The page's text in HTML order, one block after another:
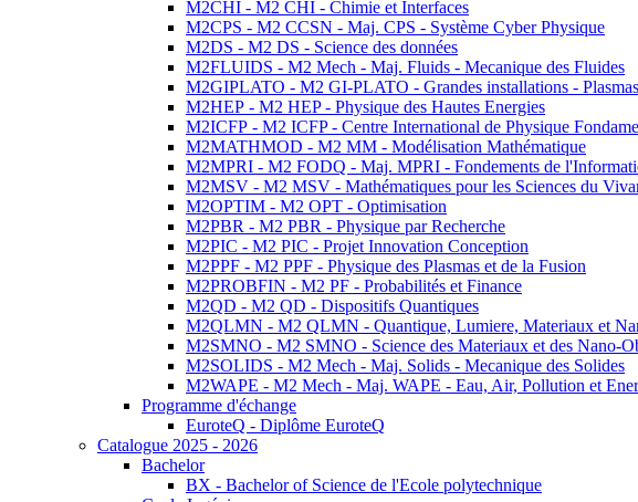
M2CHI - M2 CHI - Chimie et Interfaces
M2CPS - M2 CCSN - Maj. CPS - Système Cyber Physique
M2DS - M2 DS - Science des données
M2FLUIDS - M2 Mech - Maj. Fluids - Mecanique des Fluides
M2GIPLATO - M2 GI-PLATO - Grandes installations -
M2HEP - M2 HEP - Physique des Hautes Energies
M2ICFP - M2 ICFP - Centre International de Physique
M2MATHMOD - M2 MM - Modélisation Mathématique
M2MPRI - M2 FODQ - Maj. MPRI - Fondements de
M2MSV - M2 MSV - Mathématiques pour les Sciences du
M2OPTIM - M2 OPT - Optimisation
M2PBR - M2 PBR - Physique par Recherche
M2PIC - M2 PIC - Projet Innovation Conception
M2PPF - M2 PPF - Physique des Plasmas et de la Fusion
M2PROBFIN - M2 PF - Probabilités et Finance
M2QD - M2 QD - Dispositifs Quantiques
M2QLMN - M2 QLMN - Quantique, Lumiere, Materiaux et
M2SMNO - M2 SMNO - Science des Materiaux et des Nano-
M2SOLIDS - M2 Mech - Maj. Solids - Mecanique des Solides
M2WAPE - M2 Mech - Maj. WAPE - Eau, Air, Pollution et
Programme d'échange
EuroteQ - Diplôme EuroteQ
Catalogue 2025 - 2026
Bachelor
BX - Bachelor of Science de l'Ecole polytechnique